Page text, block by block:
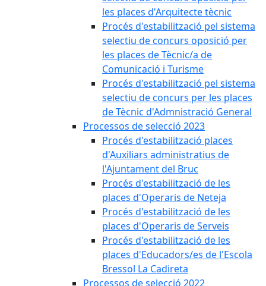
les places d'Arquitecte tècnic
Procés d'estabilització pel sistema
selectiu de concurs oposició per
les places de Tècnic/a de
Comunicació i Turisme
Procés d'estabilització pel sistema
selectiu de concurs per les places
de Tècnic d'Admnistració General
Processos de selecció 2023
Procés d'estabilització places
d'Auxiliars administratius de
l'Ajuntament del Bruc
Procés d'estabilització de les
places d'Operaris de Neteja
Procés d'estabilització de les
places d'Operaris de Serveis
Procés d'estabilització de les
places d'Educadors/es de l'Escola
Bressol La Cadireta
Processos de selecció 2022